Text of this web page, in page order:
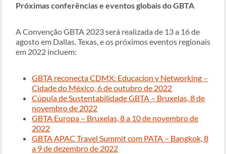
Próximas conferências e eventos globais do GBTA
A Convenção GBTA 2023 será realizada de 13 a 16 de
agosto em Dallas, Texas, e os próximos eventos regionais
em 2022 incluem:
GBTA reconecta CDMX: Educacion y Networking –
Cidade do México, 6 de outubro de 2022
Cúpula de Sustentabilidade GBTA – Bruxelas, 8 de
novembro de 2022
GBTA Europa – Bruxelas, 8 a 10 de novembro de
2022
GBTA APAC Travel Summit com PATA – Bangkok, 8
a 9 de dezembro de 2022